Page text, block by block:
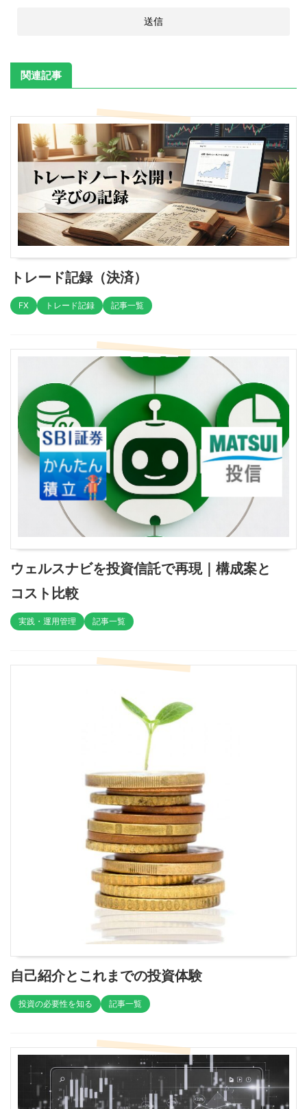
関連記事
トレード記録（決済）
FX トレード記録 記事一覧
ウェルスナビを投資信託で再現｜構成案と
コスト比較
実践・運用管理 記事一覧
自己紹介とこれまでの投資体験
投資の必要性を知る 記事一覧